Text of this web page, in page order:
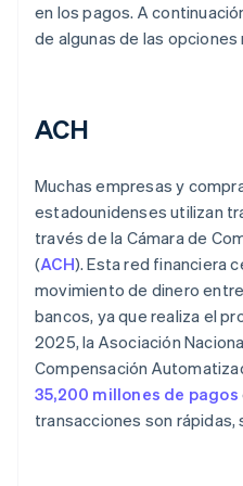
en los pagos. A
de algunas de las
ACH
Muchas empresas y
estadounidenses utilizan
través de la Cámara de
(ACH). Esta red financiera
movimiento de dinero
bancos, ya que realiza el
2025, la Asociación
Compensación
35,200 millones de pagos
transacciones son rápidas,